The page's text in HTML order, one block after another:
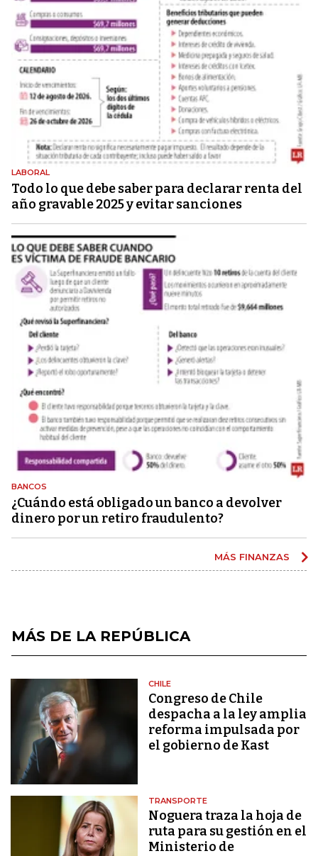
LABORAL
Todo lo que debe saber para declarar renta del
año gravable 2025 y evitar sanciones
BANCOS
¿Cuándo está obligado un banco a devolver
dinero por un retiro fraudulento?
MÁS FINANZAS
MÁS DE LA REPÚBLICA
CHILE
Congreso de Chile
despacha a la ley amplia
reforma impulsada por
el gobierno de Kast
TRANSPORTE
Noguera traza la hoja de
ruta para su gestión en el
Ministerio de